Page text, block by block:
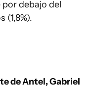
debajo del
(1,8%).
de Antel, Gabriel